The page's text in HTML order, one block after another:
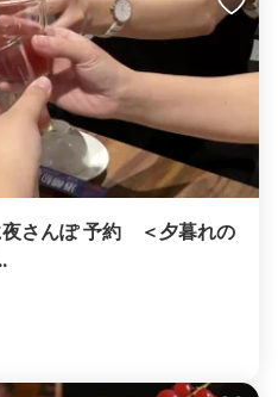
夜さんぽ 予約 ＜夕暮れの